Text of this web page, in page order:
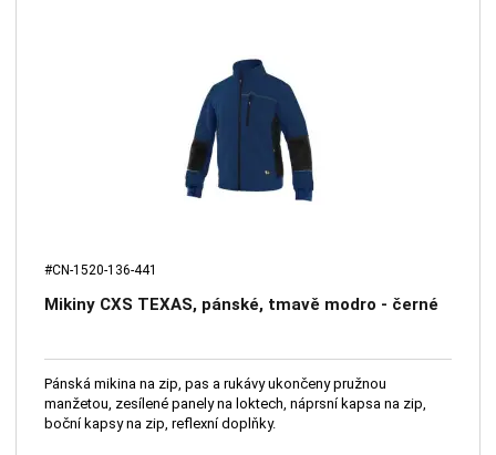
#CN-1520-136-441
Mikiny CXS TEXAS, pánské, tmavě modro - černé
Pánská mikina na zip, pas a rukávy ukončeny pružnou
manžetou, zesílené panely na loktech, náprsní kapsa na zip,
boční kapsy na zip, reflexní doplňky.